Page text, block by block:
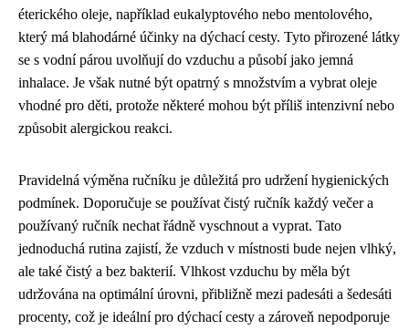
éterického oleje, například eukalyptového nebo mentolového,
který má blahodárné účinky na dýchací cesty. Tyto přirozené látky
se s vodní párou uvolňují do vzduchu a působí jako jemná
inhalace. Je však nutné být opatrný s množstvím a vybrat oleje
vhodné pro děti, protože některé mohou být příliš intenzivní nebo
způsobit alergickou reakci.
Pravidelná výměna ručníku je důležitá pro udržení hygienických
podmínek. Doporučuje se používat čistý ručník každý večer a
používaný ručník nechat řádně vyschnout a vyprat. Tato
jednoduchá rutina zajistí, že vzduch v místnosti bude nejen vlhký,
ale také čistý a bez bakterií. Vlhkost vzduchu by měla být
udržována na optimální úrovni, přibližně mezi padesáti a šedesáti
procenty, což je ideální pro dýchací cesty a zároveň nepodporuje